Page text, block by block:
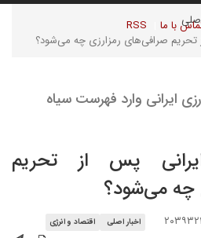
با ما RSS
تحریم صرافی‌های رمزارزی چه می‌شود؟
ایرانی وارد فهرست سیاه
ایرانی پس از تحریم
چه می‌شود؟
اخبار اصلی اقتصاد و انرژی